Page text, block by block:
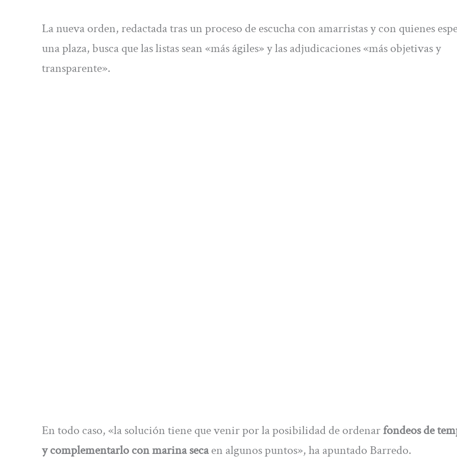
La nueva orden, redactada tras un proceso de escucha con amarristas y con quienes
una plaza, busca que las listas sean «más ágiles» y las adjudicaciones «más objetivas y
transparente».
En todo caso, «la solución tiene que venir por la posibilidad de ordenarfondeos de
y complementarlo con marina secaen algunos puntos», ha apuntado Barredo.